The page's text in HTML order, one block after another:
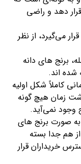
دهد و راضی
می‌گیرد، از نظر
برنج های دانه
اند.
کاملاً شکل اولیه
زمان هیچ گونه
وجود نمی‌آید.
به صورت برنج های
هم جدا بسته
خریداران قرار